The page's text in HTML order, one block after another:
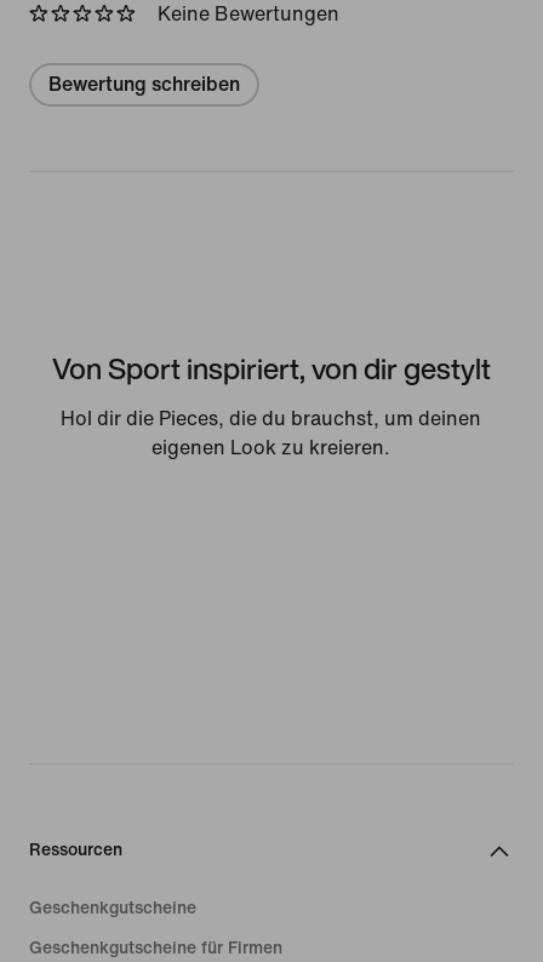
Keine Bewertungen
Bewertung schreiben
Von Sport inspiriert, von dir gestylt
Hol dir die Pieces, die du brauchst, um deinen
eigenen Look zu kreieren.
Ressourcen
Geschenkgutscheine
Geschenkgutscheine für Firmen